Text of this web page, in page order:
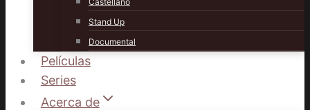
Stand Up
Documental
Películas
Series
Acerca de